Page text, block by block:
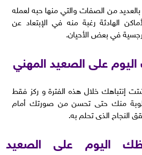
من الصفات والتي منها حبه لعمله
الهادئة رغبة منه في الإبتعاد عن
في بعض الأحيان.
على الصعيد المهني
خلال هذه الفترة و ركز فقط
منك حتى تحسن من صورتك أمام
النجاح الذى تحلم به.
اليوم على الصعيد